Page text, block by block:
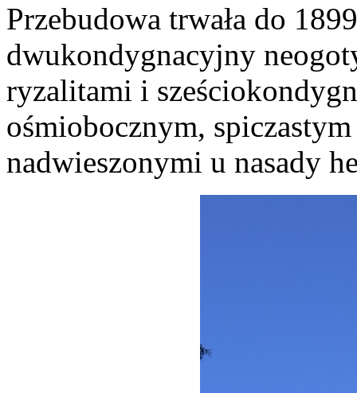
Przebudowa trwała do
dwukondygnacyjny
ryzalitami i
ośmiobocznym, spiczastym
nadwieszonymi u nasady